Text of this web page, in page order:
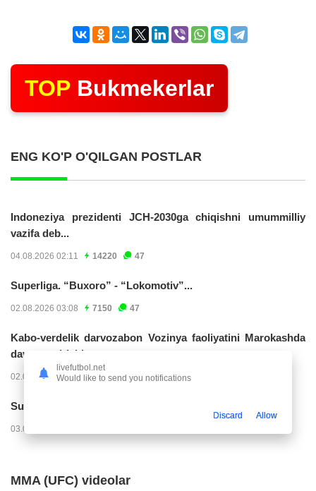
TOP Bukmekerlar
ENG KO'P O'QILGAN POSTLAR
Indoneziya prezidenti JCH-2030ga chiqishni umummilliy
vazifa deb...
04.08.2026 02:11 14220 47
Superliga. “Buxoro” - “Lokomotiv”...
02.08.2026 03:08 7150 47
Kabo-verdelik darvozabon Vozinya faoliyatini Marokashda
davom ettirishi...
02.08.2026 01:08 3897 47
Superliga. "Dinamo" – "Neftchi" (matnli...
03.08.2026 20:32
MMA (UFC) videolar
livefutbol.net
Would like to send you notifications
Discard Allow